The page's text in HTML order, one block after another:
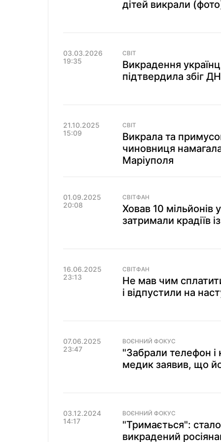
дітей викрали
03.03.2026
19:35
СВІТ
Викрадення
підтвердила збіг
21.10.2025
15:09
СВІТ
Викрала та
чиновниця
Маріуполя
01.09.2025
20:08
СВІТФАН
Ховав 10 мільйонів
затримали крадіїв
16.06.2025
23:13
СВІТФАН
Не мав чим
і відпустили на
07.06.2025
23:47
ВОЄННИЙ ФОКУС
"Забрали телефон і
медик заявив, що
03.12.2024
14:17
ВОЄННИЙ ФОКУС
"Тримається":
викрадений